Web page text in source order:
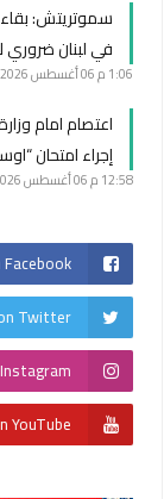
سموتريتش: بقاء
في لبنان
1:06 م 06 أغسطس 2026
اعتصام امام
إجراء امتحان
12:58 م 06 أغسطس 2026
Facebook
Twitter
YouTube